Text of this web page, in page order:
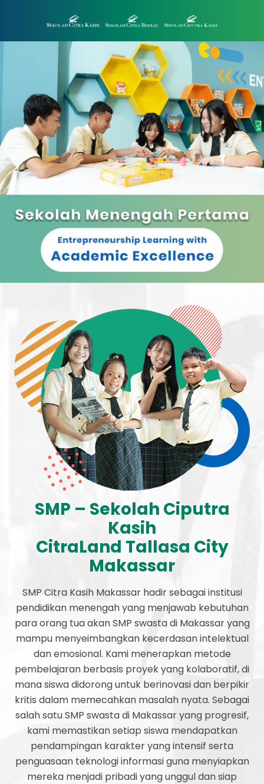
SMP – Sekolah Ciputra
Kasih
CitraLand Tallasa City
Makassar
SMP Citra Kasih Makassar hadir sebagai institusi
pendidikan menengah yang menjawab kebutuhan
para orang tua akan SMP swasta di Makassar yang
mampu menyeimbangkan kecerdasan intelektual
dan emosional. Kami menerapkan metode
pembelajaran berbasis proyek yang kolaboratif, di
mana siswa didorong untuk berinovasi dan berpikir
kritis dalam memecahkan masalah nyata. Sebagai
salah satu SMP swasta di Makassar yang progresif,
kami memastikan setiap siswa mendapatkan
pendampingan karakter yang intensif serta
penguasaan teknologi informasi guna menyiapkan
mereka menjadi pribadi yang unggul dan siap